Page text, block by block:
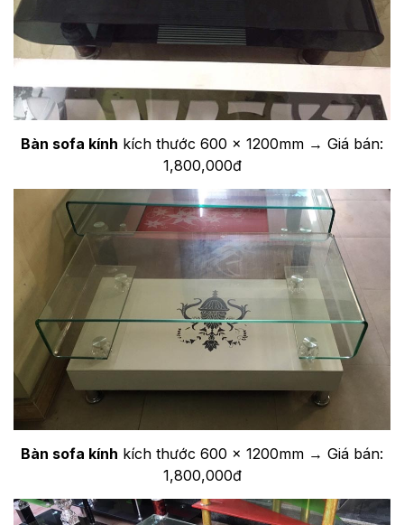
Bàn sofa kính kích thước 600 x 1200mm → Giá bán:
1,800,000đ
Bàn sofa kính kích thước 600 x 1200mm → Giá bán:
1,800,000đ